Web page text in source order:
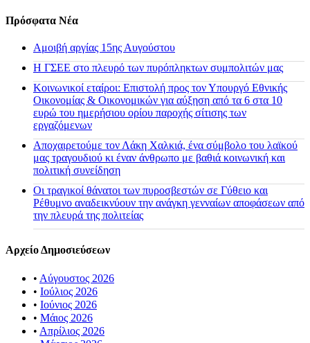
Πρόσφατα Νέα
Αμοιβή αργίας 15ης Αυγούστου
H ΓΣΕΕ στο πλευρό των πυρόπληκτων συμπολιτών μας
Κοινωνικοί εταίροι: Επιστολή προς τον Υπουργό Εθνικής
Οικονομίας & Οικονομικών για αύξηση από τα 6 στα 10
ευρώ του ημερήσιου ορίου παροχής σίτισης των
εργαζόμενων
Αποχαιρετούμε τον Λάκη Χαλκιά, ένα σύμβολο του λαϊκού
μας τραγουδιού κι έναν άνθρωπο με βαθιά κοινωνική και
πολιτική συνείδηση
Οι τραγικοί θάνατοι των πυροσβεστών σε Γύθειο και
Ρέθυμνο αναδεικνύουν την ανάγκη γενναίων αποφάσεων από
την πλευρά της πολιτείας
Αρχείο Δημοσιεύσεων
• Αύγουστος 2026
• Ιούλιος 2026
• Ιούνιος 2026
• Μάιος 2026
• Απρίλιος 2026